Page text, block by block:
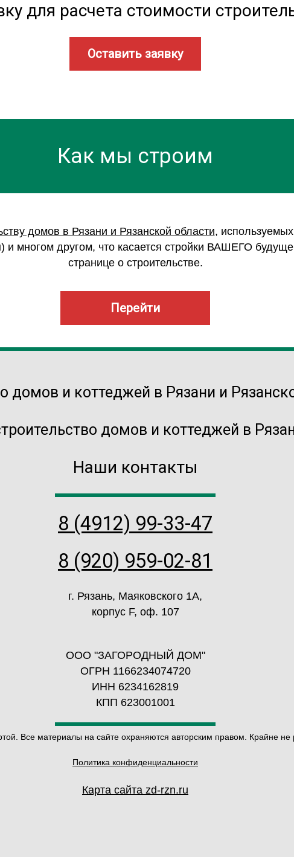
для расчета стоимости
Оставить заявку
Как мы строим
домов в Рязани и Рязанской области,
многом другом, что касается стройки ВАШЕГО
странице о строительстве.
Перейти
домов и коттеджей в
Наши контакты
8 (4912) 99-33-47
8 (920) 959-02-81
г. Рязань, Маяковского 1А,
корпус F, оф. 107
ООО "ЗАГОРОДНЫЙ ДОМ"
ОГРН 1166234074720
ИНН 6234162819
КПП 623001001
Все материалы на сайте охраняются авторским правом. Крайне не
Политика конфиденциальности
Карта сайта zd-rzn.ru